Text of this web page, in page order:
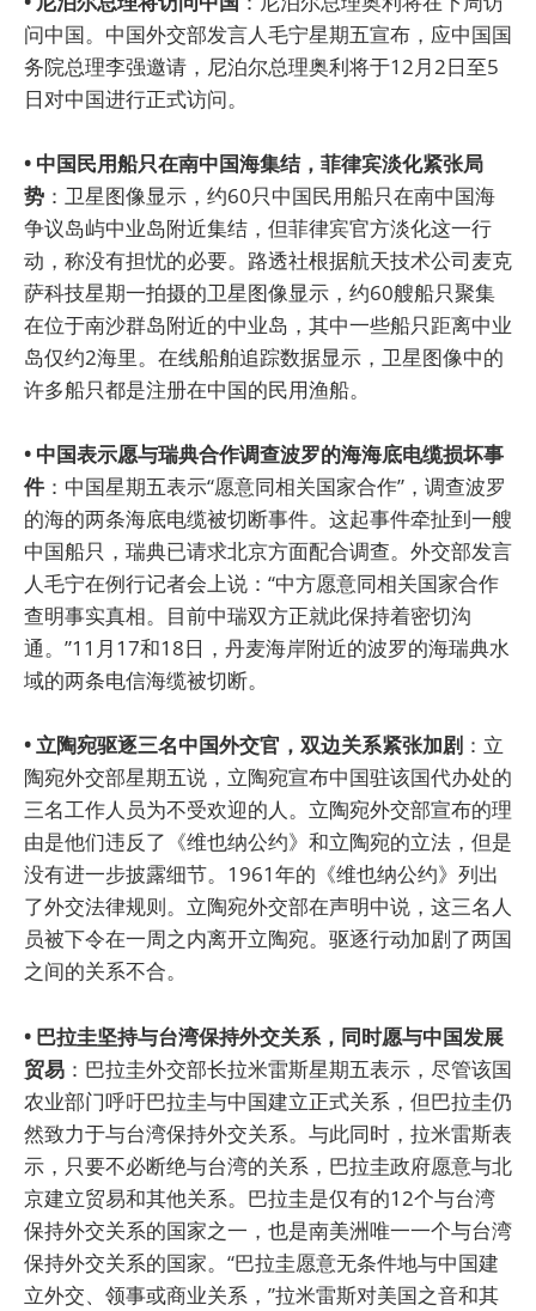
问中国。中国外交部发言人毛宁星期五宣布，应中国国
务院总理李强邀请，尼泊尔总理奥利将于12月2日至5
日对中国进行正式访问。
• 中国民用船只在南中国海集结，菲律宾淡化紧张局
势 ：卫星图像显示，约60只中国民用船只在南中国海
争议岛屿中业岛附近集结，但菲律宾官方淡化这一行
动，称没有担忧的必要。路透社根据航天技术公司麦克
萨科技星期一拍摄的卫星图像显示，约60艘船只聚集
在位于南沙群岛附近的中业岛，其中一些船只距离中业
岛仅约2海里。在线船舶追踪数据显示，卫星图像中的
许多船只都是注册在中国的民用渔船。
• 中国表示愿与瑞典合作调查波罗的海海底电缆损坏事
件 ：中国星期五表示“愿意同相关国家合作”，调查波罗
的海的两条海底电缆被切断事件。这起事件牵扯到一艘
中国船只，瑞典已请求北京方面配合调查。外交部发言
人毛宁在例行记者会上说：“中方愿意同相关国家合作
查明事实真相。目前中瑞双方正就此保持着密切沟
通。”11月17和18日，丹麦海岸附近的波罗的海瑞典水
域的两条电信海缆被切断。
• 立陶宛驱逐三名中国外交官，双边关系紧张加剧 ：立
陶宛外交部星期五说，立陶宛宣布中国驻该国代办处的
三名工作人员为不受欢迎的人。立陶宛外交部宣布的理
由是他们违反了《维也纳公约》和立陶宛的立法，但是
没有进一步披露细节。1961年的《维也纳公约》列出
了外交法律规则。立陶宛外交部在声明中说，这三名人
员被下令在一周之内离开立陶宛。驱逐行动加剧了两国
之间的关系不合。
• 巴拉圭坚持与台湾保持外交关系，同时愿与中国发展
贸易 ：巴拉圭外交部长拉米雷斯星期五表示，尽管该国
农业部门呼吁巴拉圭与中国建立正式关系，但巴拉圭仍
然致力于与台湾保持外交关系。与此同时，拉米雷斯表
示，只要不必断绝与台湾的关系，巴拉圭政府愿意与北
京建立贸易和其他关系。巴拉圭是仅有的12个与台湾
保持外交关系的国家之一，也是南美洲唯一一个与台湾
保持外交关系的国家。“巴拉圭愿意无条件地与中国建
立外交、领事或商业关系，”拉米雷斯对美国之音和其